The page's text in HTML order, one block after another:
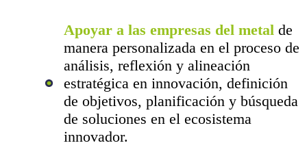
Apoyar a las empresas del metal de
manera personalizada en el proceso de
análisis, reflexión y alineación
estratégica en innovación, definición
de objetivos, planificación y búsqueda
de soluciones en el ecosistema
innovador.